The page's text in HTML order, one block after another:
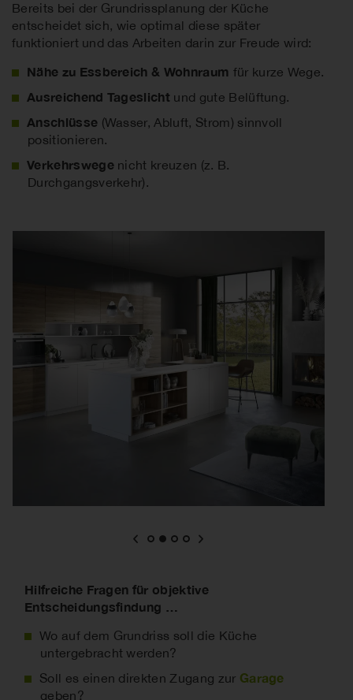
Bereits bei der Grundrissplanung der Küche
entscheidet sich, wie optimal diese später
funktioniert und das Arbeiten darin zur Freude wird:
Nähe zu Essbereich & Wohnraum für kurze Wege.
Ausreichend Tageslicht und gute Belüftung.
Anschlüsse (Wasser, Abluft, Strom) sinnvoll
positionieren.
Verkehrswegenicht kreuzen (z. B.
Durchgangsverkehr).
Hilfreiche Fragen für objektive
Entscheidungsfindung …
Wo auf dem Grundriss soll die Küche
untergebracht werden?
Soll es einen direkten Zugang zur Garage
geben?